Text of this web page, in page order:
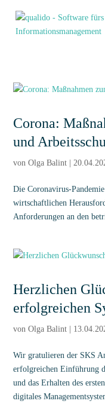
Corona:
und
vonOlga Balint |
Die Coronavirus-
wirtschaftlichen
Anforderungen an den
Herzlichen
erfolgreichen
vonOlga Balint
Wir gratulieren der SKS
erfolgreichen Einführung
und das Erhalten des
digitales